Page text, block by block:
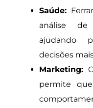
Saúde:
análise
ajudando
decisões
Marketing:
permite